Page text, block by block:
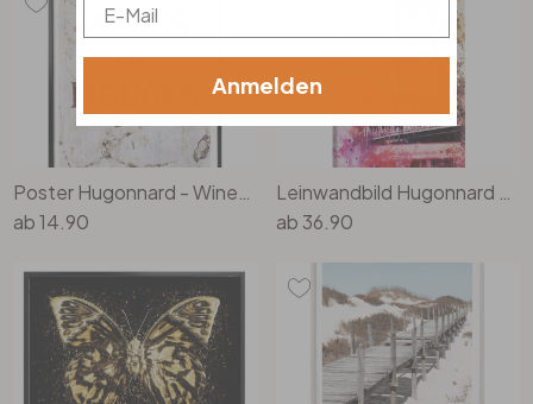
Poster Hugonnard - Wines and Liquors
ab14.90
Leinwandbild Hugonnard - Watercolour: New York Bridge
ab36.90
Anmelden